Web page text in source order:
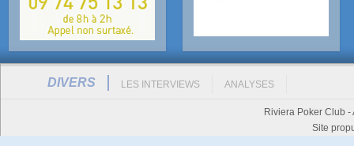
DIVERS LES INTERVIEWS ANALYSES
Riviera Poker Club
Site